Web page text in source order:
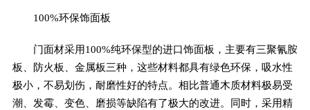
100%环保饰面板
门面材采用100%纯环保型的进口饰面板，主要有三聚氰胺
板、防火板、金属板三种，这些材料都具有绿色环保，吸水性
极小，不易划伤，耐磨性好的特点。相比普通木质材料极易受
潮、发霉、变色、磨损等缺陷有了极大的改进。同时，采用精